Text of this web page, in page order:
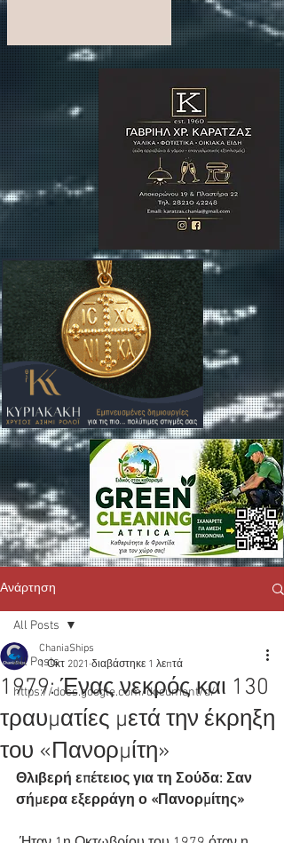
Ανάρτηση
All Posts
https://docs.google.com/document/d/
All Posts
1979: Ένας νεκρός και 130
τραυματίες μετά την έκρηξη
του «Πανορμίτη»
ChaniaShips
1 Οκτ 2021 διαβάστηκε 1 λεπτά
Θλιβερή επέτειος για τη Σούδα: Σαν
σήμερα εξερράγη ο «Πανορμίτης»